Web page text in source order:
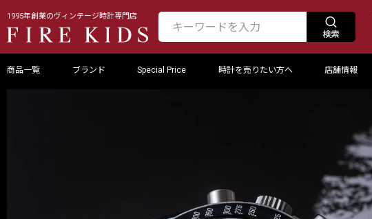
1995年創業のヴィンテージ時計専門店
商品一覧 ブランド Special Price 時計を売りたい方へ 店舗情報